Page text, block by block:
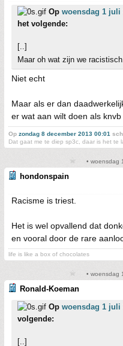
Op woensdag 1 juli
het volgende:
[..]
Maar oh wat zijn we
Niet echt
Maar als er dan
er wat aan wilt doen als
Op zondag 8 december 2013 00:01
Dat gaat me te diep sp3c, daar is het te
• woensdag
hondonspain
Racisme is triest.
Het is wel opvallend dat
en vooral door de rare
life is like a box of chocolates
• woensdag
Ronald-Koeman
Op woensdag 1 juli
volgende:
[..]